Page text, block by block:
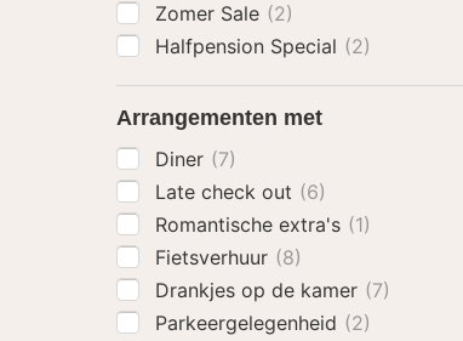
Zomer Sale (2)
Halfpension Special (2)
Arrangementen met
Diner (7)
Late check out (6)
Romantische extra's (1)
Fietsverhuur (8)
Drankjes op de kamer (7)
Parkeergelegenheid (2)